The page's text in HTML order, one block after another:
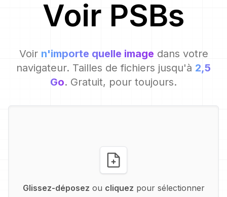
Voir PSBs
Voir n'importe quelle image dans votre
navigateur. Tailles de fichiers jusqu'à 2,5
Go. Gratuit, pour toujours.
Glissez-déposez ou cliquez pour sélectionner